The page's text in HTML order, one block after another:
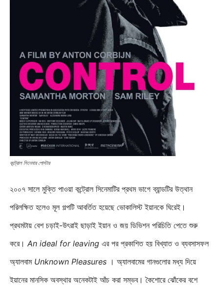
কন্ট্রোল সিনেমার পোস্টার
২০০৭ সালে মুক্তি পাওয়া কন্ট্রোল সিনেমাটির প্রথম ভাগে ব্যান্ডটির উত্থান
পরিলক্ষিত হলেও মূল গল্পটি আবর্তিত হয়েছে ভোকালিস্ট ইয়ানকে ঘিরেই।
প্রথমটায় বেশ চড়াই-উৎরাই ছাড়াই ইয়ান ও জয় ডিভিশন পরিচিতি পেতে শুরু
করে। An ideal for leaving এর পর প্রকাশিত হয় বিখ্যাত ও ব্যবসাসফল
অ্যালবাম Unknown Pleasures । অ্যালবামের গানগুলোর মধ্য দিয়ে
ইয়ানের মানসিক অবস্থার অনেকটাই আঁচ করা সম্ভব। কৈশোরে ঝোঁকের বশে